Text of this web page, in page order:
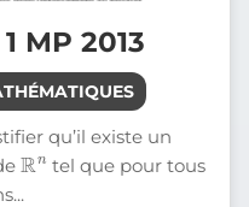
MP 2013
qu’il existe un
R
n
tel que pour tous